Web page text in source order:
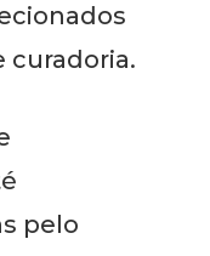
curadoria.
pelo